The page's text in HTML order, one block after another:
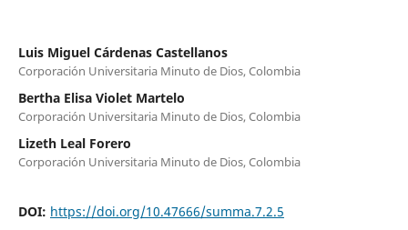
Luis Miguel Cárdenas Castellanos
Corporación Universitaria Minuto de Dios, Colombia
Bertha Elisa Violet Martelo
Corporación Universitaria Minuto de Dios, Colombia
Lizeth Leal Forero
Corporación Universitaria Minuto de Dios, Colombia
DOI: https://doi.org/10.47666/summa.7.2.5